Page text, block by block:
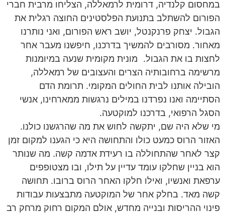
במחסום קלנדיה, דרומית לרמאללה, הצליחו מרבית חברי
הפורום להשתלב בתנועת הפלסטינים החוצה רגלית את
הגבול. יצחק פרנקנטל, יושב ראש הפורום, ואני נותרנו
מאחור. מסורבים להמשיך בדרכנו, חיפשנו מעבר אחר
לחצות בו את הגבול. מונית מקומית שנעה במיומנות
מרשימה ברחובותיה הצרים והעצובים של רמאללה,
הובילה אותנו לבית החולים המקומי. תרומת הדם
הסתיימה ואנו נפרדנו במילים נרגשות ממארחינו, אנשי
הסגל הרפואי, בדרכנו למוקטעה.
מי שלא היה שם, יתקשה לחוש את מה שהרגשנו כולנו.
האזור הרוס כמעט כולו והתחושה היא כי הגענו למקום זמן
קצר לאחר שהתחוללה בו רעידת אדמה קשה. מה שנותר
הוא בניין שחלקו עומד עדיין על תילו, ובו מצטופפים
ערפאת ואנשיו, ואילו חלקו האחר הרוס ברובו. תחושה
קשה מאד. בחלק אחר של המוקטעה מתבצעות עבודות
פינוי ההריסות ובנייה מחדש, אולם המקום רחוק מרחק רב